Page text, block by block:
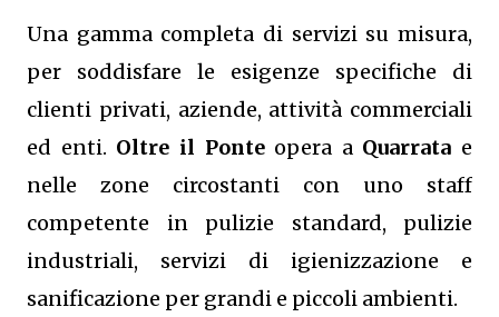
Una gamma completa di servizi su misura,
per soddisfare le esigenze specifiche di
clienti privati, aziende, attività commerciali
ed enti. Oltre il Ponteopera a Quarrata e
nelle zone circostanti con uno staff
competente in pulizie standard, pulizie
industriali, servizi di igienizzazione e
sanificazione per grandi e piccoli ambienti.